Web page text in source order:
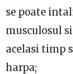
se poate
musculosul
acelasi timp
harpa;